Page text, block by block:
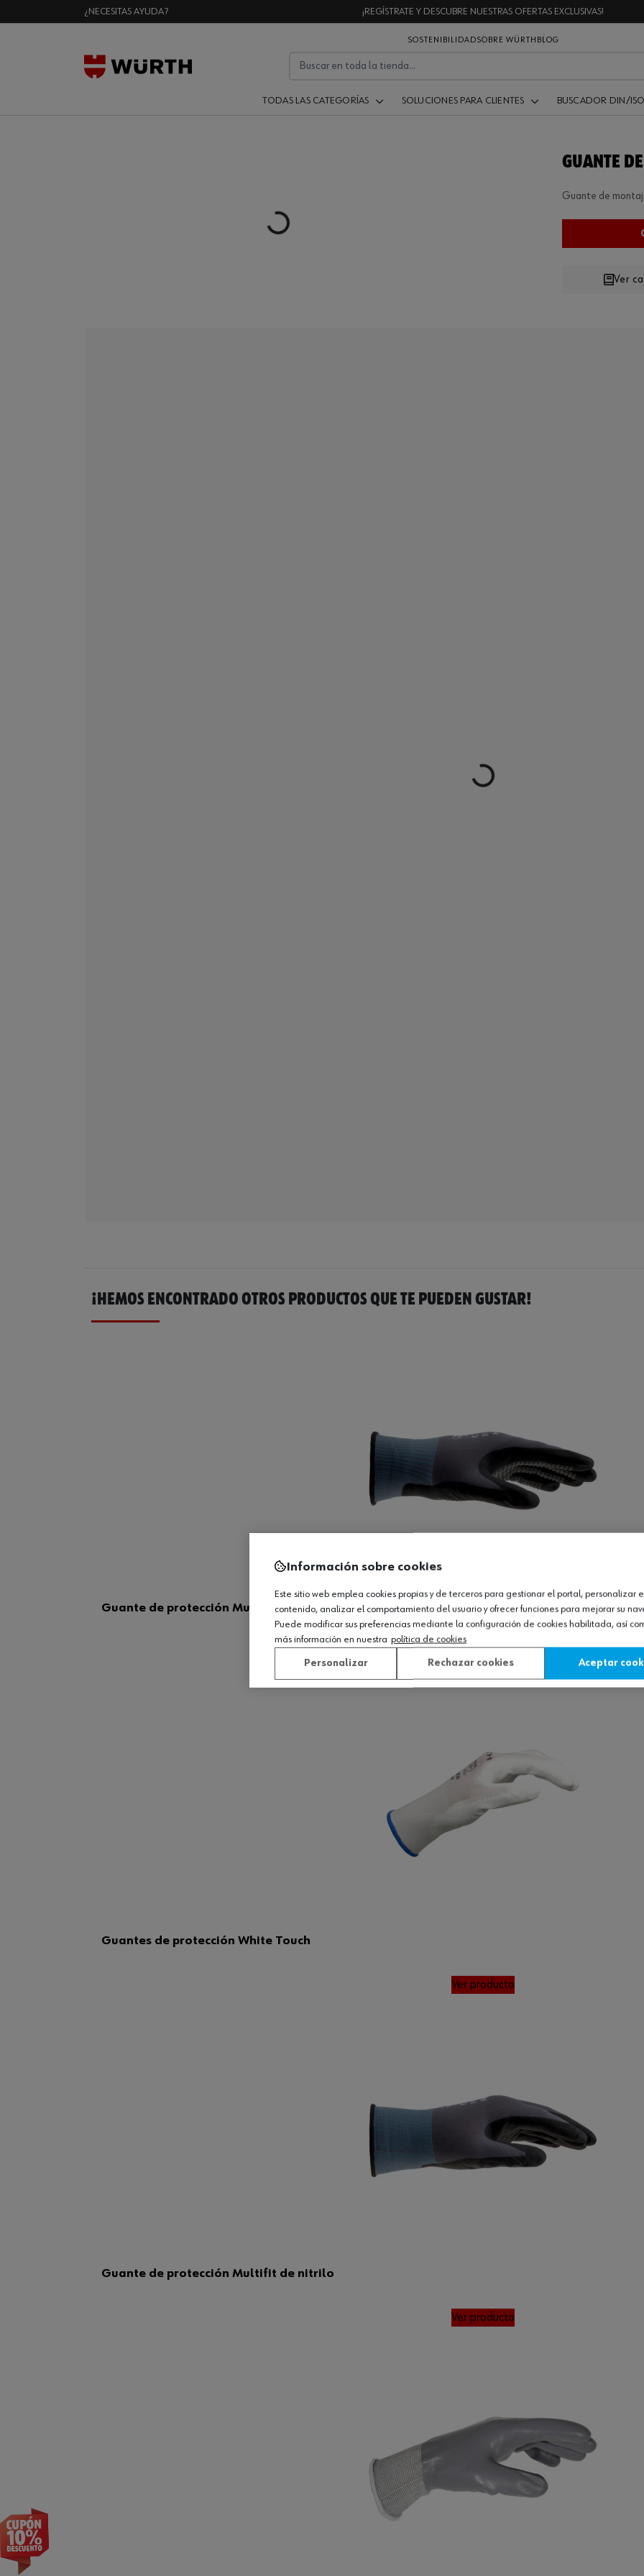
¿NECESITAS AYUDA? ¡REGÍSTRATE Y DESCUBRE NUESTRAS OFERTAS EXCLUSIVAS!
SOSTENIBILIDADSOBRE WÜRTH BLOG
TODAS LAS CATEGORÍAS SOLUCIONES PARA CLIENTES BUSCADOR DIN/ISO
Loading...
GUANTE
Guante de
Ver
¡HEMOS ENCONTRADO OTROS PRODUCTOS QUE TE PUEDEN GUSTAR!
Guante de protección MultiFit nitrilo plus
Ver producto
Guantes de protección White Touch
Ver producto
Guante de protección Multifit de nitrilo
Ver producto
Información sobre cookies
Este sitio web emplea cookies propias y de terceros para gestionar el portal, personalizar
contenido, analizar el comportamiento del usuario y ofrecer funciones para mejorar su
Puede modificar sus preferencias mediante la configuración de cookies habilitada, así
más información en nuestra política de cookies
Personalizar Rechazar cookies Aceptar